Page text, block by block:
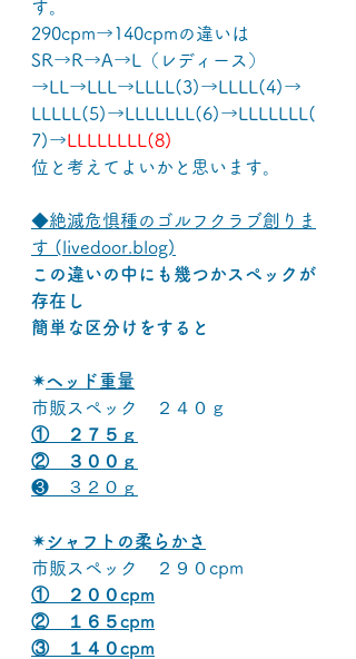
す。
290cpm→140cpmの違いは
SR→R→A→L（レディース）
→LL→LLL→LLLL(3)→LLLL(4)→
LLLLL(5)→LLLLLLL(6)→LLLLLLL(
7)→LLLLLLLL(8)
位と考えてよいかと思います。
◆絶滅危惧種のゴルフクラブ創りま
す (livedoor.blog)
この違いの中にも幾つかスペックが
存在し
簡単な区分けをすると
✴ヘッド重量
市販スペック　２４０ｇ
①　２７５ｇ
②　３００ｇ
❸　３２０ｇ
✴シャフトの柔らかさ
市販スペック　２９０cpm
①　２００cpm
②　１６５cpm
③　１４０cpm